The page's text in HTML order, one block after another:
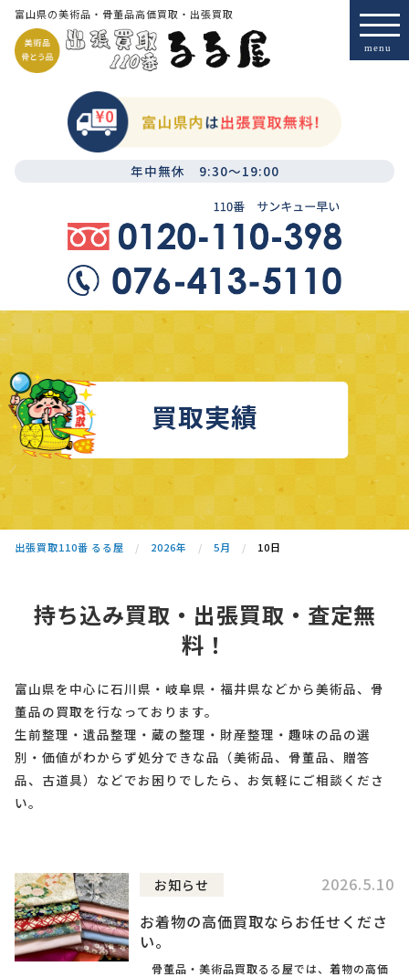
富山県の美術品・骨董品高価買取・出張買取
年中無休 9:30～19:00
買取実績
出張買取110番 るる屋 2026年 5月 10日
持ち込み買取・出張買取・査定無
料！
富山県を中心に石川県・岐阜県・福井県などから美術品、骨
董品の買取を行なっております。
生前整理・遺品整理・蔵の整理・財産整理・趣味の品の選
別・価値がわからず処分できな品（美術品、骨董品、贈答
品、古道具）などでお困りでしたら、お気軽にご相談くださ
い。
お知らせ
2026.5.10
お着物の高価買取ならお任せくださ
い。
骨董品・美術品買取るる屋では、着物の高価